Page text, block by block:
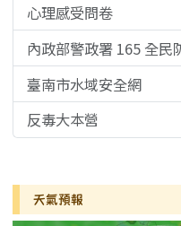
心理感受問卷
內政部警政署 165 全民
臺南市水域安全網
反毒大本營
天氣預報